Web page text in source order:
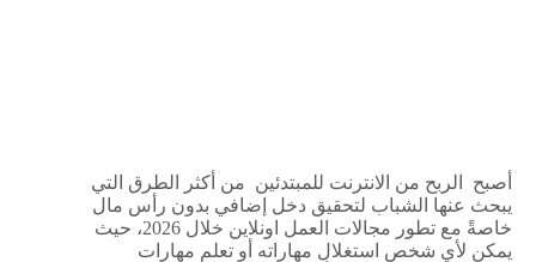
أصبح الربح من الانترنت للمبتدئين من أكثر الطرق التي
يبحث عنها الشباب لتحقيق دخل إضافي بدون رأس مال
خاصةً مع تطور مجالات العمل اونلاين خلال 2026، حيث
يمكن لأي شخص استغلال مهاراته أو تعلم مهارات